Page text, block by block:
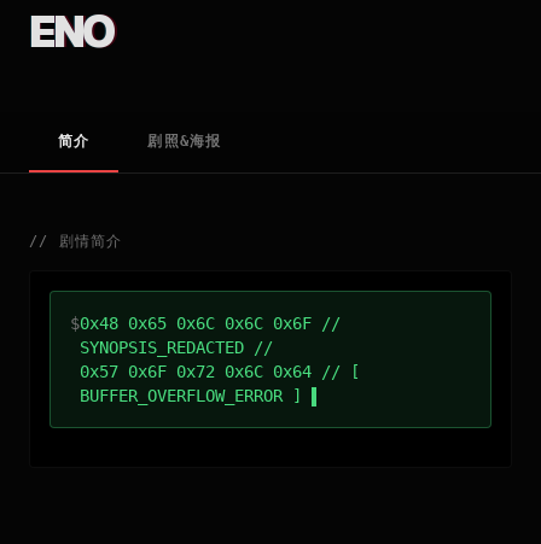
ENO
简介 剧照&海报
// 剧情简介
$0x48 0x65 0x6C 0x6C 0x6F //
SYNOPSIS_REDACTED //
0x57 0x6F 0x72 0x6C 0x64 // [
BUFFER_OVERFLOW_ERROR ]